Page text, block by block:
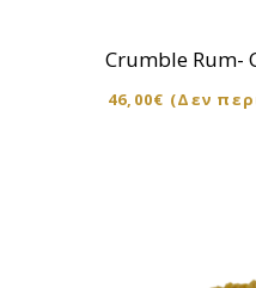
Crumble Rum-
46,00€ (Δεν